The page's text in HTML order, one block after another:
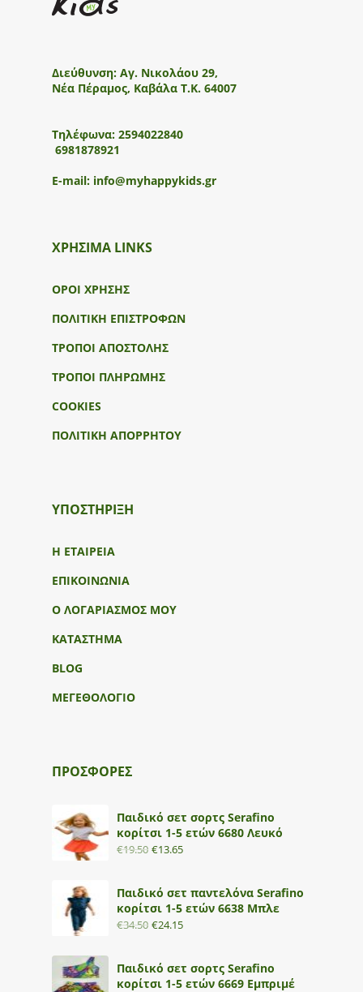
Διεύθυνση: Αγ. Νικολάου 29,
Νέα Πέραμος, Καβάλα Τ.Κ. 64007
Τηλέφωνα: 2594022840
6981878921
E-mail: info@myhappykids.gr
ΧΡΗΣΙΜΑ LINKS
ΟΡΟΙ ΧΡΗΣΗΣ
ΠΟΛΙΤΙΚΗ ΕΠΙΣΤΡΟΦΩΝ
ΤΡΟΠΟΙ ΑΠΟΣΤΟΛΗΣ
ΤΡΟΠΟΙ ΠΛΗΡΩΜΗΣ
COOKIES
ΠΟΛΙΤΙΚΗ ΑΠΟΡΡΗΤΟΥ
ΥΠΟΣΤΉΡΙΞΗ
Η ΕΤΑΙΡΕΙΑ
ΕΠΙΚΟΙΝΩΝΙΑ
Ο ΛΟΓΑΡΙΑΣΜΟΣ ΜΟΥ
ΚΑΤΑΣΤΗΜΑ
BLOG
ΜΕΓΕΘΟΛΟΓΙΟ
ΠΡΟΣΦΟΡΕΣ
Παιδικό σετ σορτς Serafino
κορίτσι 1-5 ετών 6680 Λευκό
€19.50 €13.65
Παιδικό σετ παντελόνα Serafino
κορίτσι 1-5 ετών 6638 Μπλε
€34.50 €24.15
Παιδικό σετ σορτς Serafino
κορίτσι 1-5 ετών 6669 Εμπριμέ